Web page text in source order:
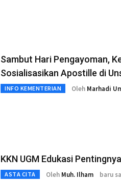
Sambut Hari Pengayoman,
Sosialisasikan Apostille di
INFO KEMENTERIAN Oleh Marhadi
KKN UGM Edukasi
ASTA CITA Oleh Muh. Ilham baru